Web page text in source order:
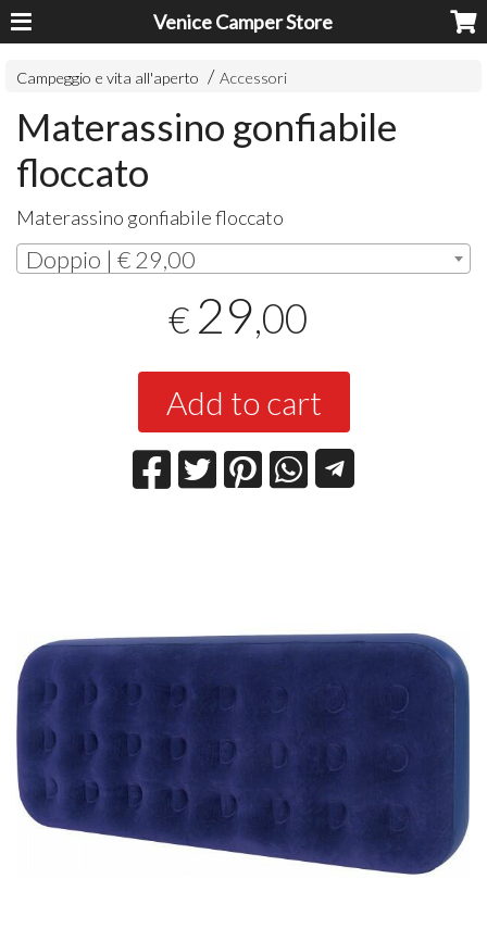
Venice Camper Store
Campeggio e vita all'aperto Accessori
Materassino gonfiabile
floccato
Materassino gonfiabile floccato
Doppio | € 29,00
€ 29,00
Add to cart